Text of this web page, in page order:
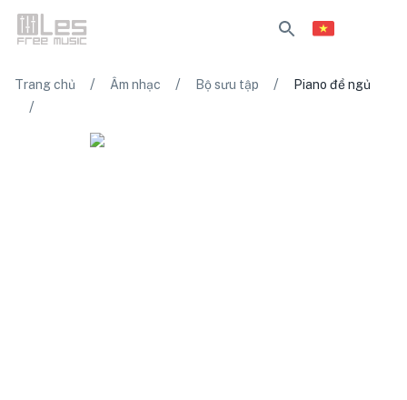
Trang chủ / Âm nhạc / Bộ sưu tập / Piano để ngủ
/